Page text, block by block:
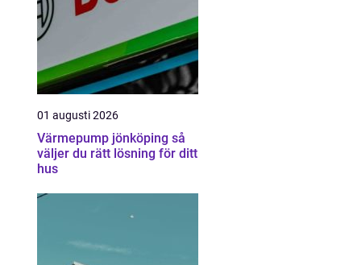
01 augusti 2026
Värmepump jönköping så
väljer du rätt lösning för ditt
hus